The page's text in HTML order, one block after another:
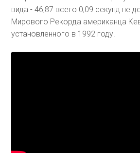
вида - 46,87 всего 0,09 секунд не
Мирового Рекорда американца
установленного в 1992 году.